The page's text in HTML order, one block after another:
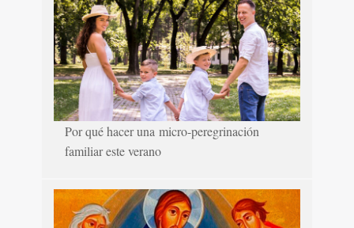
Por qué hacer una micro-peregrinación
familiar este verano